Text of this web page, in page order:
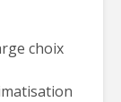
choix